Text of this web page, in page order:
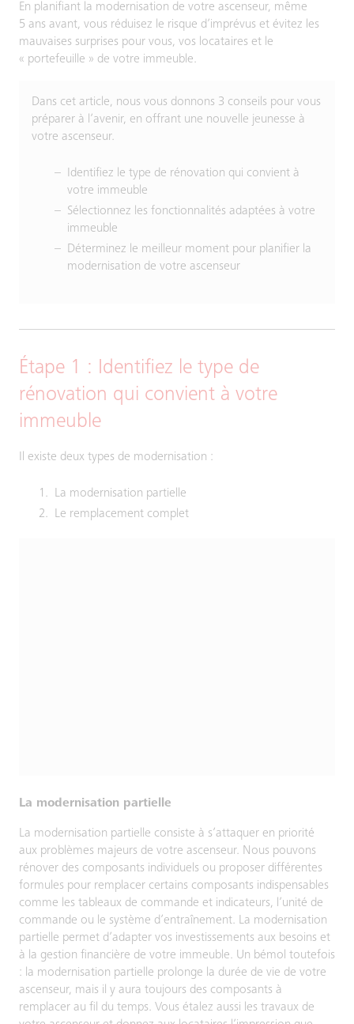
En planifiant la modernisation de votre ascenseur, même
5 ans avant, vous réduisez le risque d’imprévus et évitez les
mauvaises surprises pour vous, vos locataires et le
« portefeuille » de votre immeuble.
Dans cet article, nous vous donnons 3 conseils pour vous
préparer à l’avenir, en offrant une nouvelle jeunesse à
votre ascenseur.
Identifiez le type de rénovation qui convient à
votre immeuble
Sélectionnez les fonctionnalités adaptées à votre
immeuble
Déterminez le meilleur moment pour planifier la
modernisation de votre ascenseur
Étape 1 : Identifiez le type de
rénovation qui convient à votre
immeuble
Il existe deux types de modernisation :
La modernisation partielle
Le remplacement complet
La modernisation partielle
La modernisation partielle consiste à s’attaquer en priorité
aux problèmes majeurs de votre ascenseur. Nous pouvons
rénover des composants individuels ou proposer différentes
formules pour remplacer certains composants indispensables
comme les tableaux de commande et indicateurs, l’unité de
commande ou le système d’entraînement. La modernisation
partielle permet d’adapter vos investissements aux besoins et
à la gestion financière de votre immeuble. Un bémol toutefois
: la modernisation partielle prolonge la durée de vie de votre
ascenseur, mais il y aura toujours des composants à
remplacer au fil du temps. Vous étalez aussi les travaux de